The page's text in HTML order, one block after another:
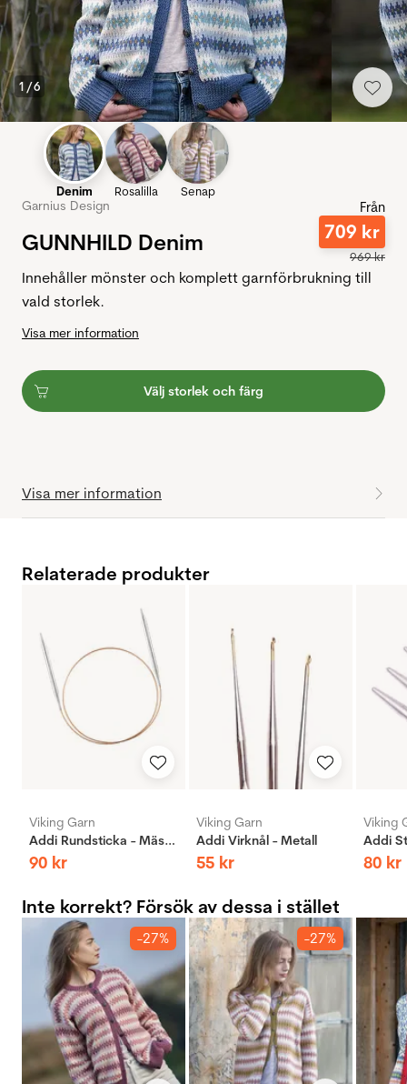
1 /6
Denim Rosalilla Senap
Garnius Design
GUNNHILD Denim
Från
709 kr
969kr
Innehåller mönster och komplett garnförbrukning till
vald storlek.
Visa mer information
Välj storlek och färg
Visa mer information
Relaterade produkter
Viking Garn
Addi Rundsticka - Mässing
90 kr
Viking Garn
Addi Virknål - Metall
55 kr
Viking
80 kr
Inte korrekt? Försök av dessa i stället
-27% -27%